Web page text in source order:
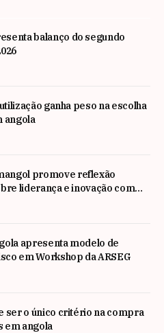
balanço do segundo
ganha peso na escolha
angola
promove reflexão
liderança e inovação com
Nadim Habib
apresenta modelo de
em Workshop da ARSEG
ser o único critério na compra
em angola